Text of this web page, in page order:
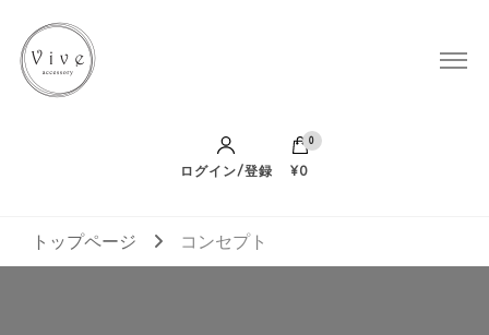
Vive Accessory
ログイン/登録
0
¥0
トップページ コンセプト